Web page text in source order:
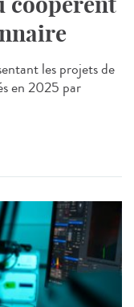
les projets de
en 2025 par